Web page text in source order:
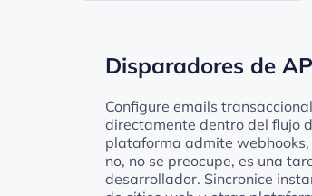
Disparadores de
Configure emails
directamente dentro del flujo
plataforma admite
no, no se preocupe, es una
desarrollador. Sincronice